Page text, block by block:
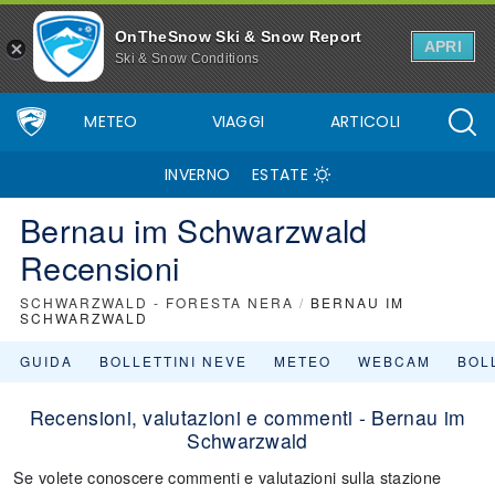
OnTheSnow Ski & Snow Report
Ski & Snow Conditions
APRI
METEO VIAGGI ARTICOLI
INVERNO ESTATE
Bernau im Schwarzwald
Recensioni
SCHWARZWALD - FORESTA NERA / BERNAU IM
SCHWARZWALD
GUIDA BOLLETTINI NEVE METEO WEBCAM
Recensioni, valutazioni e commenti - Bernau im
Schwarzwald
Se volete conoscere commenti e valutazioni sulla stazione